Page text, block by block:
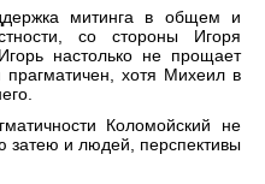
митинга в общем и
со стороны Игоря
настолько не прощает
хотя Михеил в
Коломойский не
затею и людей, перспективы